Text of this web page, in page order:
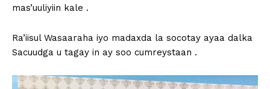
mas’uuliyiin kale .
Ra’iisul Wasaaraha iyo madaxda la socotay ayaa dalka
Sacuudga u tagay in ay soo cumreystaan .